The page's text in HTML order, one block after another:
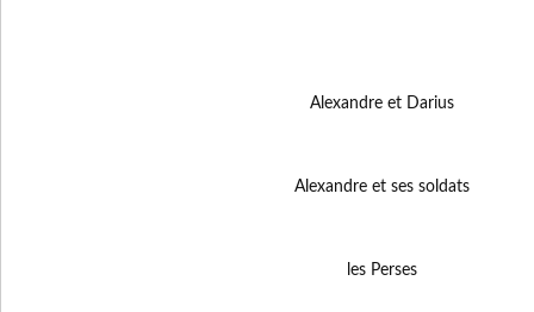
Alexandre et Darius
Alexandre et ses soldats
les Perses